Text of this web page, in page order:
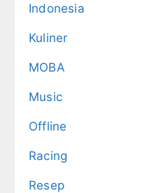
Indonesia
Kuliner
MOBA
Music
Offline
Racing
Resep